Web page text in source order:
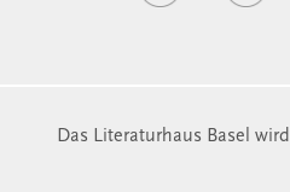
Das Literaturhaus Basel